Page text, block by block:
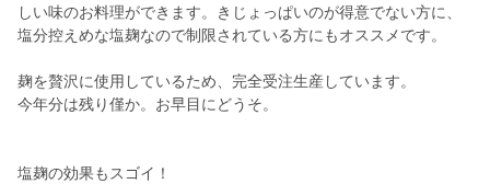
しい味のお料理ができます。きじょっぱいのが得意でない方に、
塩分控えめな塩麹なので制限されている方にもオススメです。
麹を贅沢に使用しているため、完全受注生産しています。
今年分は残り僅か。お早目にどうそ。
塩麹の効果もスゴイ！